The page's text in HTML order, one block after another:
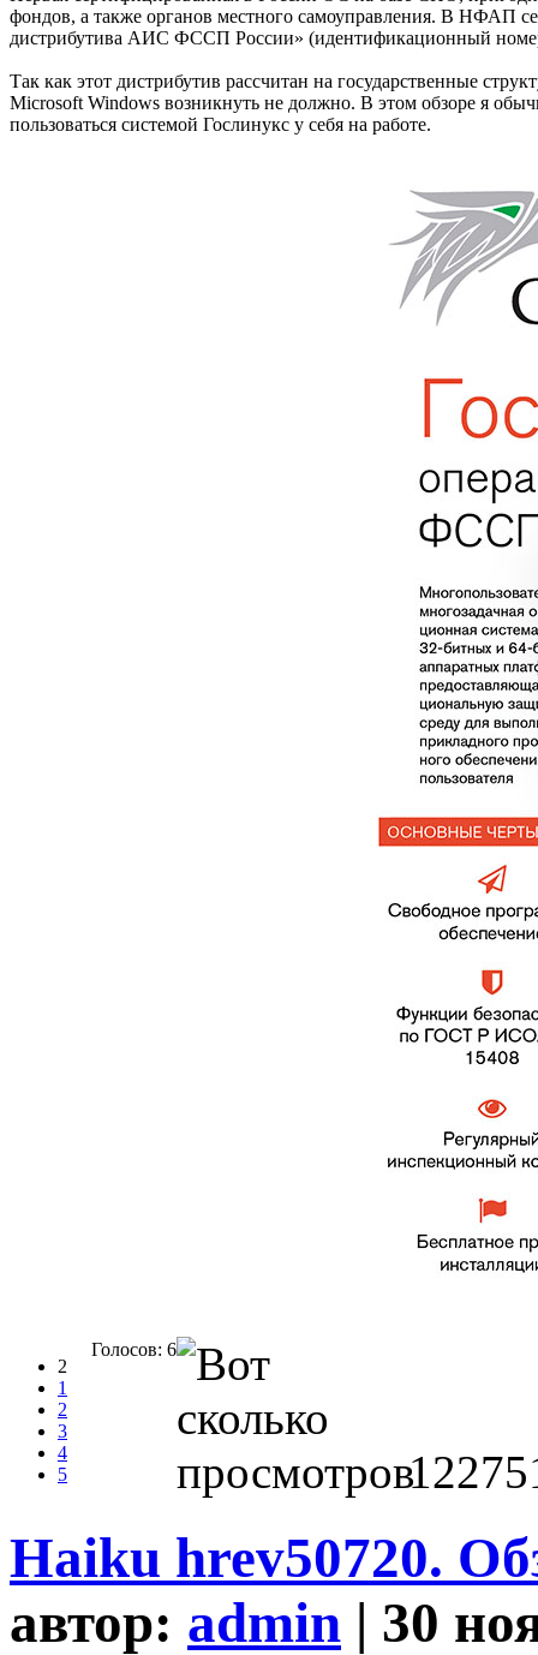
фондов, а также органов местного самоуправления. В НФАП
дистрибутива АИС ФССП России» (идентификационный
Так как этот дистрибутив рассчитан на государственные
Microsoft Windows возникнуть не должно. В этом обзоре я
пользоваться системой Гослинукс у себя на работе.
2
1
2
3
4
5
Голосов: 6
Haiku hrev50720.
автор: admin | 30